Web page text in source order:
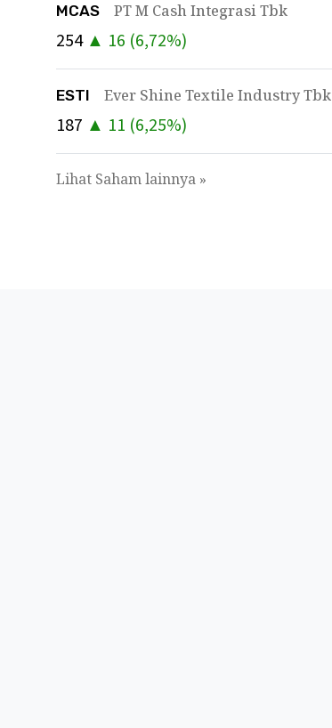
MCAS PT M Cash Integrasi Tbk
254 ▲ 16 (6,72%)
ESTI Ever Shine Textile Industry Tbk
187 ▲ 11 (6,25%)
Lihat Saham lainnya »